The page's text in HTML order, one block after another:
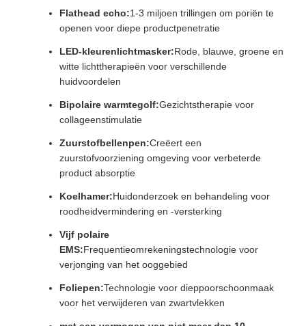
Flathead echo:1-3 miljoen trillingen om poriën te
openen voor diepe productpenetratie
LED-kleurenlichtmasker:Rode, blauwe, groene en
witte lichttherapieën voor verschillende
huidvoordelen
Bipolaire warmtegolf:Gezichtstherapie voor
collageenstimulatie
Zuurstofbellenpen:Creëert een
zuurstofvoorziening omgeving voor verbeterde
product absorptie
Koelhamer:Huidonderzoek en behandeling voor
roodheidvermindering en -versterking
Vijf polaire
EMS:Frequentieomrekeningstechnologie voor
verjonging van het ooggebied
Foliepen:Technologie voor dieppoorschoonmaak
voor het verwijderen van zwartvlekken